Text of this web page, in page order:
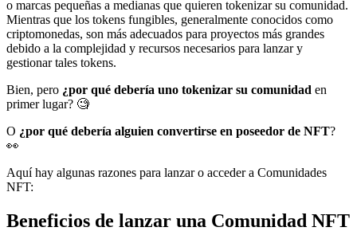
o marcas pequeñas a medianas que quieren tokenizar su comunidad.
Mientras que los tokens fungibles, generalmente conocidos como
criptomonedas, son más adecuados para proyectos más grandes
debido a la complejidad y recursos necesarios para lanzar y
gestionar tales tokens.
Bien, pero ¿por qué debería uno tokenizar su comunidad en
primer lugar? 🧐
O ¿por qué debería alguien convertirse en poseedor de NFT?
👀
Aquí hay algunas razones para lanzar o acceder a Comunidades
NFT:
Beneficios de lanzar una Comunidad NFT